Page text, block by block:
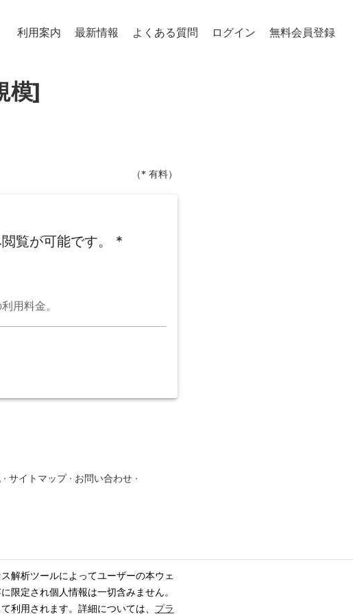
解析ツールによってユーザーの本ウェ
限定され個人情報は一切含みません。
利用されます。詳細については、 プラ
利用案内 最新情報 よくある質問 ログイン 無料会員登録
模]
（* 有料）
覧が可能です。 *
用料金。
· サイトマップ · お問い合わせ ·